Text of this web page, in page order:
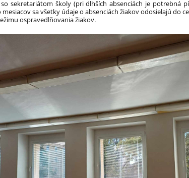
sekretariátom školy (pri dlhších absenciách je potrebná
sa všetky údaje o absenciách žiakov odosielajú do
ospravedlňovania žiakov.